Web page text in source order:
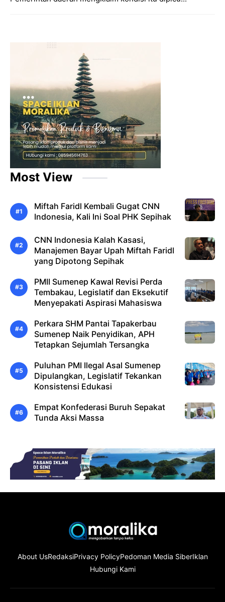
Most View
Miftah Faridl Kembali Gugat CNN
Indonesia, Kali Ini Soal PHK Sepihak
CNN Indonesia Kalah Kasasi,
Manajemen Bayar Upah Miftah Faridl
yang Dipotong Sepihak
PMII Sumenep Kawal Revisi Perda
Tembakau, Legislatif dan Eksekutif
Menyepakati Aspirasi Mahasiswa
Perkara SHM Pantai Tapakerbau
Sumenep Naik Penyidikan, APH
Tetapkan Sejumlah Tersangka
Puluhan PMI Ilegal Asal Sumenep
Dipulangkan, Legislatif Tekankan
Konsistensi Edukasi
Empat Konfederasi Buruh Sepakat
Tunda Aksi Massa
About UsRedaksiPrivacy PolicyPedoman Media SiberIklan
Hubungi Kami